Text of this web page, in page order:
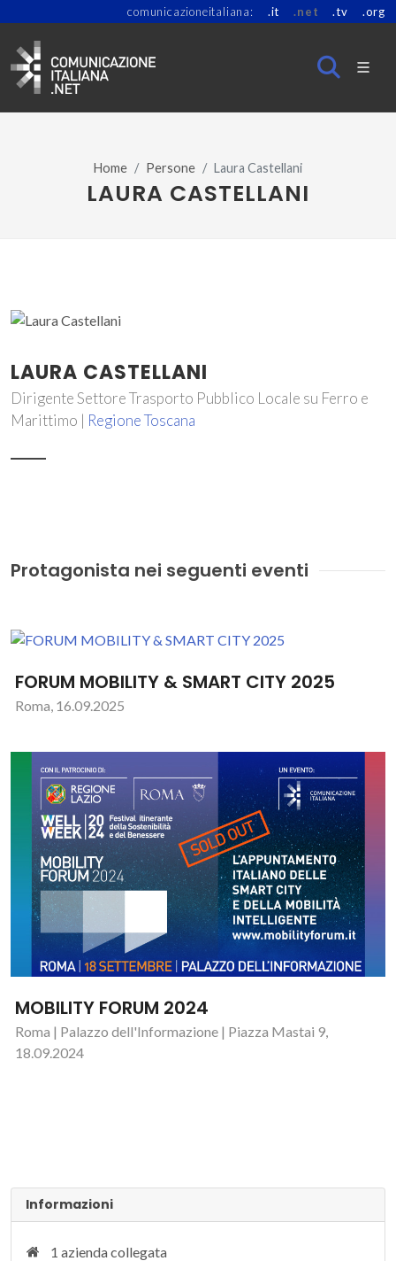
comunicazioneitaliana: .it .net .tv .org
Home Persone Laura Castellani
LAURA CASTELLANI
LAURA CASTELLANI
Dirigente Settore Trasporto Pubblico Locale su Ferro e
Marittimo | Regione Toscana
Protagonista nei seguenti eventi
FORUM MOBILITY & SMART CITY 2025
Roma, 16.09.2025
MOBILITY FORUM 2024
Roma | Palazzo dell'Informazione | Piazza Mastai 9,
18.09.2024
Informazioni
1 azienda collegata